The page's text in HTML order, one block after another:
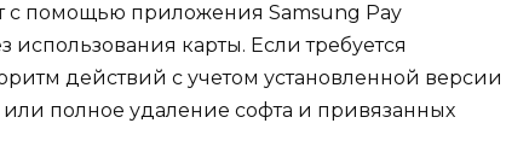
с помощью приложения Samsung Pay
использования карты. Если требуется
действий с учетом установленной версии
полное удаление софта и привязанных